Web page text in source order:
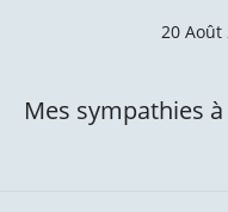
20 Août
Mes sympathies